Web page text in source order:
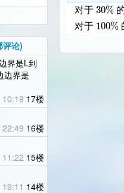
评论)
界是L到
边界是
17楼
16楼
15楼
14楼
对于 30%
对于 100%